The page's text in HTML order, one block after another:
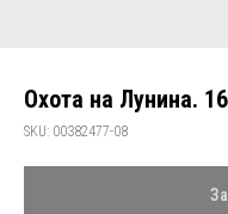
Охота на Лунина.
SKU: 00382477-08